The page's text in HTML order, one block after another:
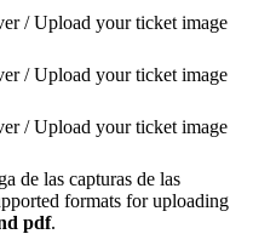
/ Upload your ticket image
/ Upload your ticket image
/ Upload your ticket image
de las capturas de las
formats for uploading
pdf.